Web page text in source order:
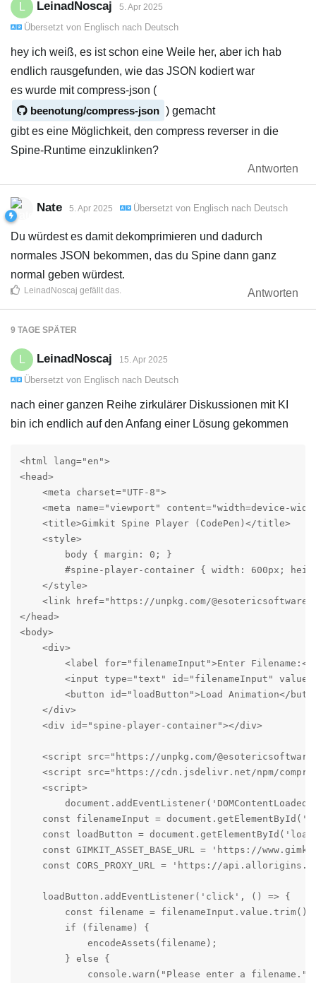
LeinadNoscaj 5. Apr 2025
Übersetzt von Englisch nach Deutsch
hey ich weiß, es ist schon eine Weile her, aber ich hab
endlich rausgefunden, wie das JSON kodiert war
es wurde mit compress-json (
beenotung/compress-json ) gemacht
gibt es eine Möglichkeit, den compress reverser in die
Spine-Runtime einzuklinken?
Antworten
Nate 5. Apr 2025 Übersetzt von Englisch nach Deutsch
Du würdest es damit dekomprimieren und dadurch
normales JSON bekommen, das du Spine dann ganz
normal geben würdest.
Antworten
LeinadNoscaj gefällt das
9 TAGE SPÄTER
LeinadNoscaj 15. Apr 2025
Übersetzt von Englisch nach Deutsch
nach einer ganzen Reihe zirkulärer Diskussionen mit KI
bin ich endlich auf den Anfang einer Lösung gekommen
<html lang="en">
<head>
    <meta charset="UTF-8">
<meta name="viewport" content="width=device-
    <title>Gimkit Spine Player (CodePen)</title>
    <style>
        body { margin: 0; }
#spine-player-container { width: 600px;
    </style>
<link href="https://unpkg.com/
</head>
<body>
    <div>
<label for="filenameInput">Enter Filename:</
<input type="text" id="filenameInput"
<button id="loadButton">Load Animation</
    </div>
    <div id="spine-player-container"></div>
<script src="https://unpkg.com/
<script src="https://cdn.jsdelivr.net/npm/
    <script>
const filenameInput =
const loadButton =
const GIMKIT_ASSET_BASE_URL = 'https://
const CORS_PROXY_URL = 'https://
    loadButton.addEventListener('click', () => {
        const filename = filenameInput.value.trim();
        if (filename) {
            encodeAssets(filename);
        } else {
console.warn("Please enter a